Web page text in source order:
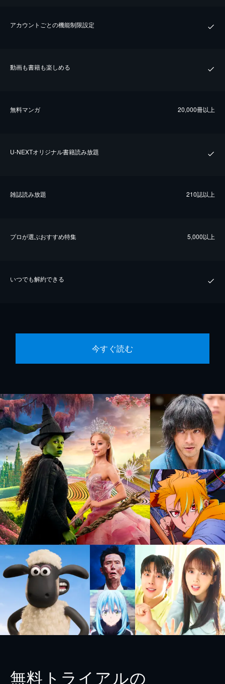
アカウントごとの機能制限設定
動画も書籍も楽しめる
無料マンガ 20,000冊以上
U-NEXTオリジナル書籍読み放題
雑誌読み放題 210誌以上
プロが選ぶおすすめ特集 5,000以上
いつでも解約できる
今すぐ読む
無料トライアルの